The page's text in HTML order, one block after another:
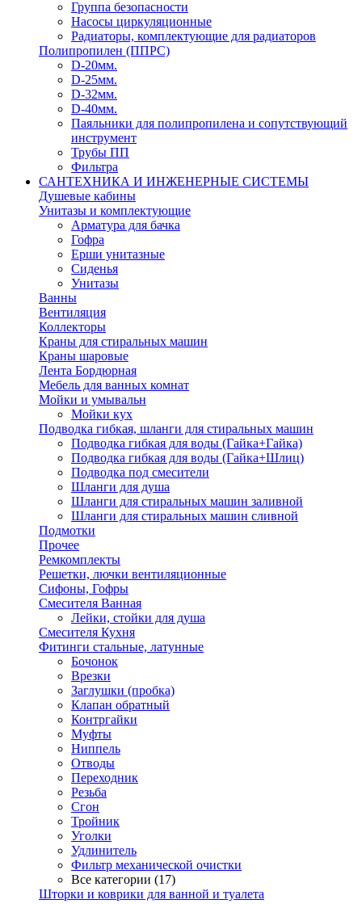
Группа безопасности
Насосы циркуляционные
Радиаторы, комплектующие для радиаторов
Полипропилен (ППРС)
D-20мм.
D-25мм.
D-32мм.
D-40мм.
Паяльники для полипропилена и сопутствующий
инструмент
Трубы ПП
Фильтра
САНТЕХНИКА И ИНЖЕНЕРНЫЕ СИСТЕМЫ
Душевые кабины
Унитазы и комплектующие
Арматура для бачка
Гофра
Ерши унитазные
Сиденья
Унитазы
Ванны
Вентиляция
Коллекторы
Краны для стиральных машин
Краны шаровые
Лента Бордюрная
Мебель для ванных комнат
Мойки и умывальн
Мойки кух
Подводка гибкая, шланги для стиральных машин
Подводка гибкая для воды (Гайка+Гайка)
Подводка гибкая для воды (Гайка+Шлиц)
Подводка под смесители
Шланги для душа
Шланги для стиральных машин заливной
Шланги для стиральных машин сливной
Подмотки
Прочее
Ремкомплекты
Решетки, лючки вентиляционные
Сифоны, Гофры
Смесителя Ванная
Лейки, стойки для душа
Смесителя Кухня
Фитинги стальные, латунные
Бочонок
Врезки
Заглушки (пробка)
Клапан обратный
Контргайки
Муфты
Ниппель
Отводы
Переходник
Резьба
Сгон
Тройник
Уголки
Удлинитель
Фильтр механической очистки
Все категории (17)
Шторки и коврики для ванной и туалета